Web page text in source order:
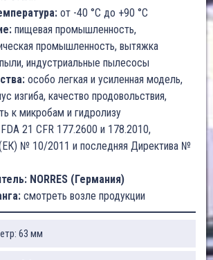
от -40 °C до +90 °C
пищевая промышленность,
промышленность, вытяжка
индустриальные пылесосы
особо легкая и усиленная модель,
изгиба, качество продовольствия,
к микробам и гидролизу
FDA 21 CFR 177.2600 и 178.2010,
№ 10/2011 и последняя Директива №
NORRES (Германия)
смотреть возле продукции
63 мм